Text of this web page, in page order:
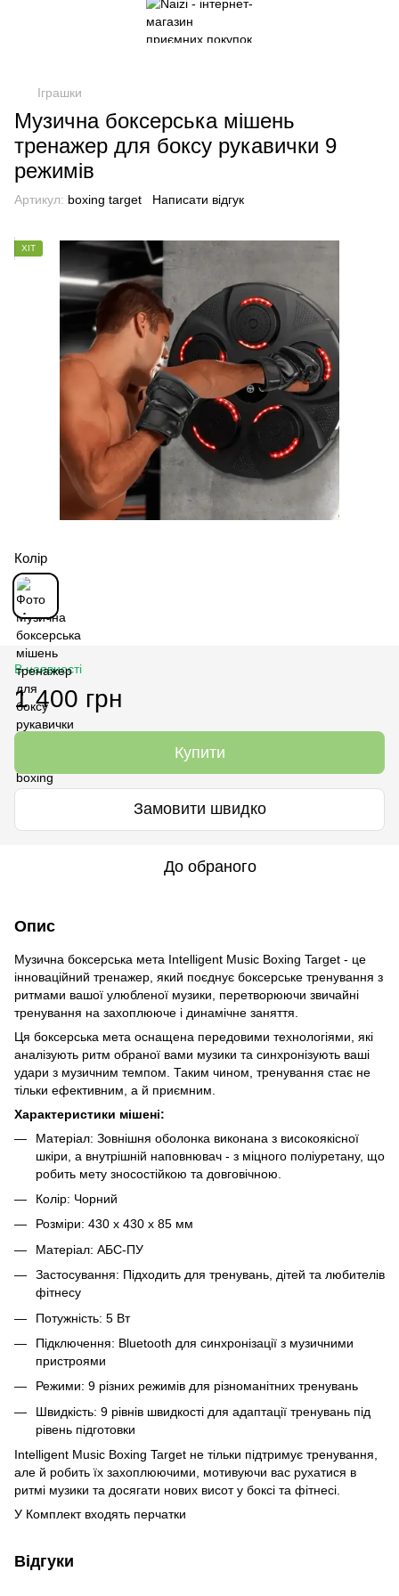
Іграшки
Музична боксерська мішень
тренажер для боксу рукавички 9
режимів
Артикул: boxing target Написати відгук
ХІТ
Колір
В наявності
1 400 грн
Купити
Замовити швидко
До обраного
Опис
Музична боксерська мета Intelligent Music Boxing Target - це
інноваційний тренажер, який поєднує боксерське тренування з
ритмами вашої улюбленої музики, перетворюючи звичайні
тренування на захоплююче і динамічне заняття.
Ця боксерська мета оснащена передовими технологіями, які
аналізують ритм обраної вами музики та синхронізують ваші
удари з музичним темпом. Таким чином, тренування стає не
тільки ефективним, а й приємним.
Характеристики мішені:
Матеріал: Зовнішня оболонка виконана з високоякісної
шкіри, а внутрішній наповнювач - з міцного поліуретану, що
робить мету зносостійкою та довговічною.
Колір: Чорний
Розміри: 430 x 430 x 85 мм
Матеріал: АБС-ПУ
Застосування: Підходить для тренувань, дітей та любителів
фітнесу
Потужність: 5 Вт
Підключення: Bluetooth для синхронізації з музичними
пристроями
Режими: 9 різних режимів для різноманітних тренувань
Швидкість: 9 рівнів швидкості для адаптації тренувань під
рівень підготовки
Intelligent Music Boxing Target не тільки підтримує тренування,
але й робить їх захоплюючими, мотивуючи вас рухатися в
ритмі музики та досягати нових висот у боксі та фітнесі.
У Комплект входять перчатки
Відгуки